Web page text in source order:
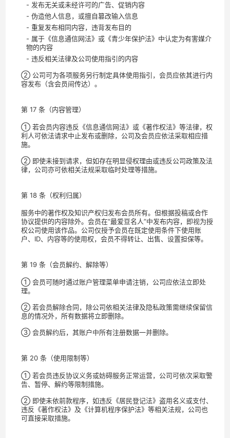
- 发布无关或未经许可的广告、促销内容
- 伪造他人信息，或擅自篡改输入信息
- 重复发布相同内容，违背发布目的
- 属于《信息通信网法》或《青少年保护法》中认定为有害媒介
物的内容
- 违反相关法律及公司使用指引的内容
② 公司可为各项服务另行制定具体使用指引，会员应依其进行内
容发布（含会员间传达）。
第 17 条（内容管理）
① 若会员内容违反《信息通信网法》或《著作权法》等法律，权
利人可依法请求中止发布或删除，公司及会员应依法采取相应措
施。
② 即使未接到请求，但如存在明显侵权理由或违反公司政策及法
律，公司亦可依相关法规采取临时处理等措施。
第 18 条（权利归属）
服务中的著作权及知识产权归发布会员所有。但根据投稿或合作
协议提供的内容除外。会员在“最爱豆名人”中发布内容，即视为授
权公司使用该作品。公司仅授予会员在既定使用条件下使用账
户、ID、内容等的使用权，会员不得转让、出售、设置担保等。
第 19 条（会员解约、解除等）
① 会员可随时通过账户管理菜单申请注销，公司应依法立即处
理。
② 若会员解除合同，除公司依相关法律及隐私政策需继续保留信
息的情况外，所有数据将立即删除。
③ 会员解约后，其账户中所有注册数据一并删除。
第 20 条（使用限制等）
① 若会员违反协议义务或妨碍服务正常运营，公司可依次采取警
告、暂停、解约等限制措施。
② 即使未依前款程序，如违反《居民登记法》盗用名义或支付、
违反《著作权法》及《计算机程序保护法》等相关法规，公司也
可直接采取措施。